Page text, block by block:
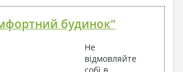
будинок"
Не
відмовляйте